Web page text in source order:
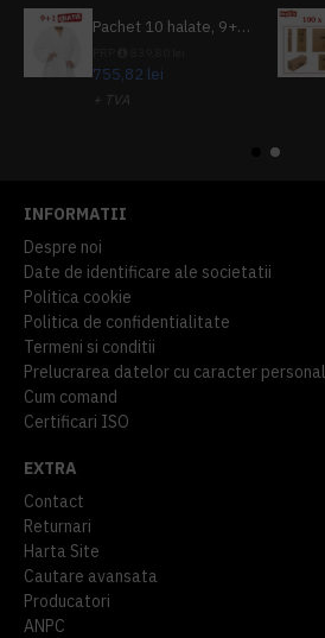
Pachet 10 halate, 9+1 gratuit
755,82 lei
+ TVA
INFORMATII
Despre noi
Date de identificare ale societatii
Politica cookie
Politica de confidentialitate
Termeni si conditii
Prelucrarea datelor cu caracter personal
Cum comand
Certificari ISO
EXTRA
Contact
Returnari
Harta Site
Cautare avansata
Producatori
ANPC